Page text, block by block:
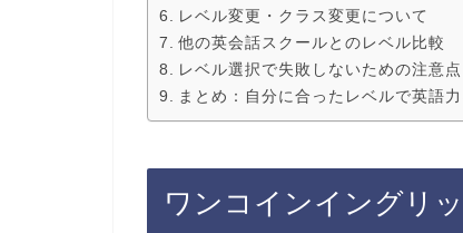
レベル変更・クラス変更について
他の英会話スクールとのレベル比較
レベル選択で失敗しないための注意点
まとめ：自分に合ったレベルで英語
ワンコインイングリ